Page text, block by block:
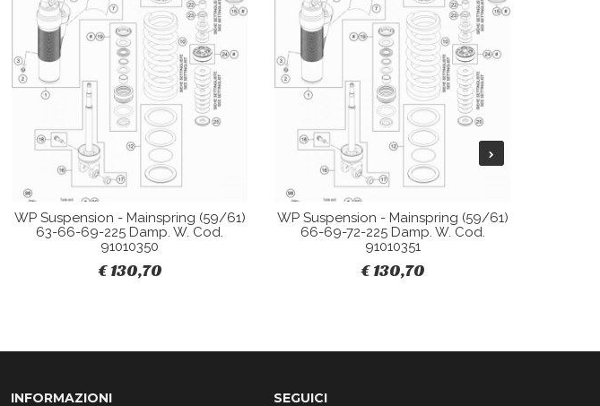
WP Suspension - Mainspring (59/61)
63-66-69-225 Damp. W. Cod.
91010350
€ 130,70
WP Suspension - Mainspring (59/61)
66-69-72-225 Damp. W. Cod.
91010351
€ 130,70
INFORMAZIONI SEGUICI